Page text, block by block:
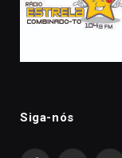
Siga-nós